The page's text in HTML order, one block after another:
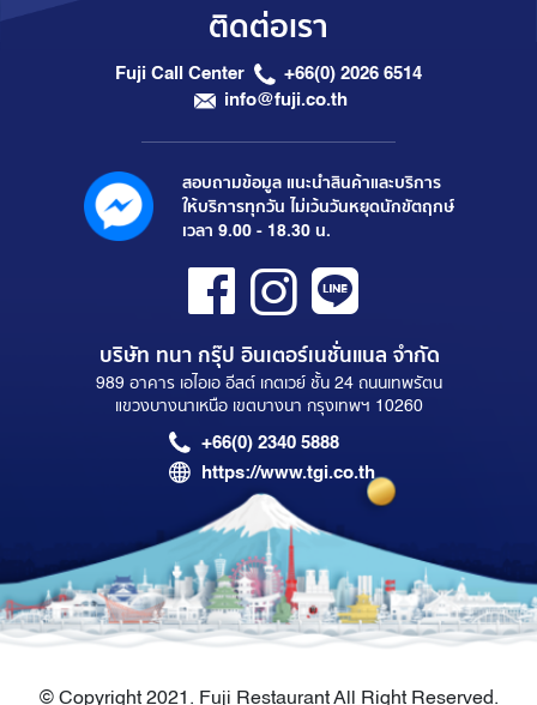
ติดต่อเรา
Fuji Call Center
+66(0) 2026 6514
info@fuji.co.th
สอบถามข้อมูล แนะนำสินค้าและบริการ
ให้บริการทุกวัน ไม่เว้นวันหยุดนักขัตฤกษ์
เวลา 9.00 - 18.30 น.
บริษัท ทนา กรุ๊ป อินเตอร์เนชั่นแนล จำกัด
989 อาคาร เอไอเอ อีสต์ เกตเวย์ ชั้น 24 ถนนเทพรัตน
แขวงบางนาเหนือ เขตบางนา กรุงเทพฯ 10260
+66(0) 2340 5888
https://www.tgi.co.th
© Copyright 2021. Fuji Restaurant All Right Reserved.